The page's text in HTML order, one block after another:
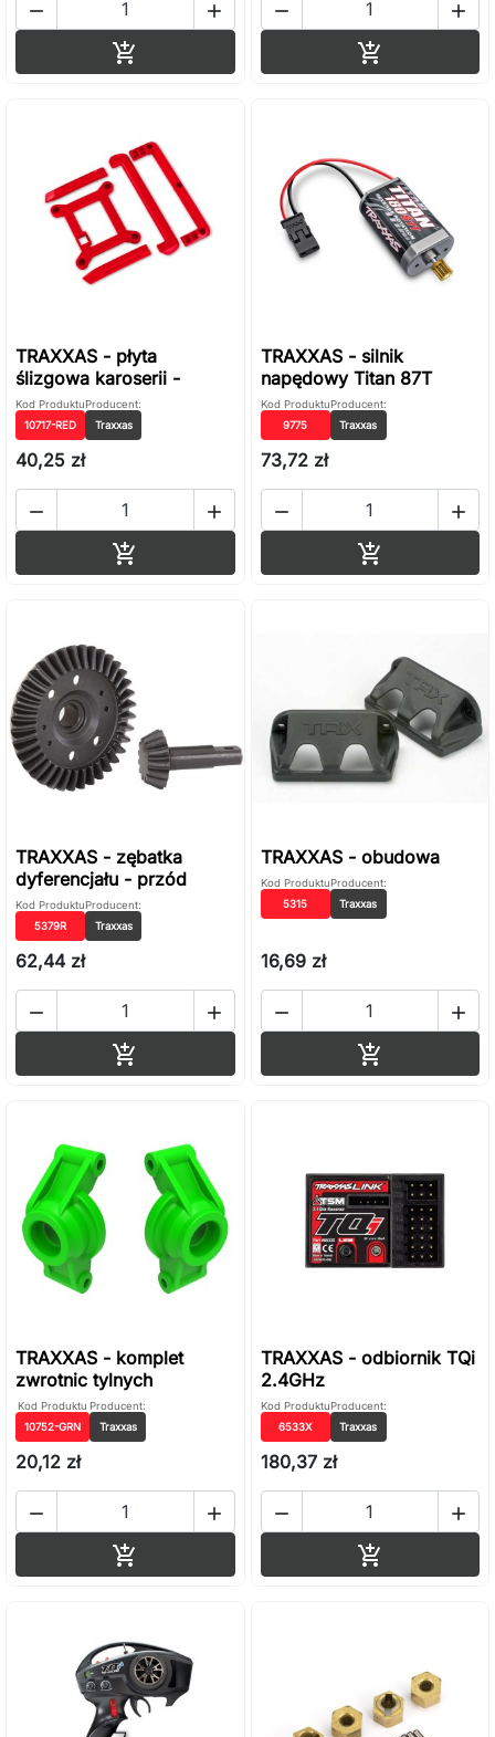
 

 

TRAXXAS - płyta
ślizgowa karoserii -
Kod Produktu
10717-RED
Producent:
Traxxas
40,25 zł
 

TRAXXAS - silnik
napędowy Titan 87T
Kod Produktu
9775
Producent:
Traxxas
73,72 zł
 

TRAXXAS - zębatka
dyferencjału - przód
Kod Produktu
5379R
Producent:
Traxxas
62,44 zł
 

TRAXXAS - obudowa
Kod Produktu
5315
Producent:
Traxxas
16,69 zł
 

TRAXXAS - komplet
zwrotnic tylnych
Kod Produktu
10752-GRN
Producent:
Traxxas
20,12 zł
 

TRAXXAS - odbiornik TQi
2.4GHz
Kod Produktu
6533X
Producent:
Traxxas
180,37 zł
 
